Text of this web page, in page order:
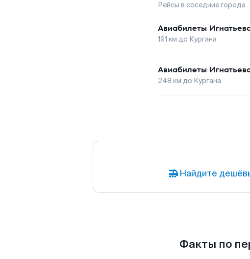
Рейсы в соседние города
Авиабилеты
191 км до Кургана
Авиабилеты
248 км до Кургана
Найдите
Факты по